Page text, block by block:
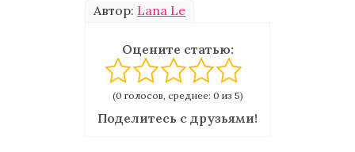
Автор: Lana Le
Оцените статью:
(0 голосов, среднее: 0 из 5)
Поделитесь с друзьями!